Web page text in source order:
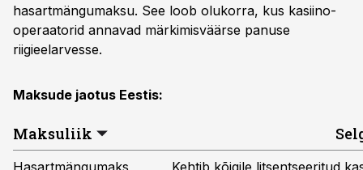
hasartmängumaksu. See loob olukorra, kus kasiino-
operaatorid annavad märkimisväärse panuse
riigieelarvesse.
Maksude jaotus Eestis:
Maksuliik
Hasartmängumaks Kehtib kõigile litsentseeritud